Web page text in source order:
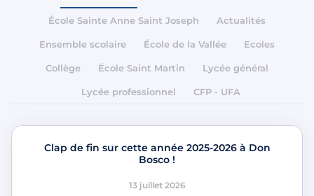
École Sainte Anne Saint Joseph Actualités
Ensemble scolaire École de la Vallée Ecoles
Collège École Saint Martin Lycée général
Lycée professionnel CFP - UFA
Clap de fin sur cette année 2025-2026 à Don
Bosco !
13 juillet 2026